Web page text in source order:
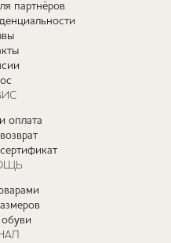
партнёров
оплата